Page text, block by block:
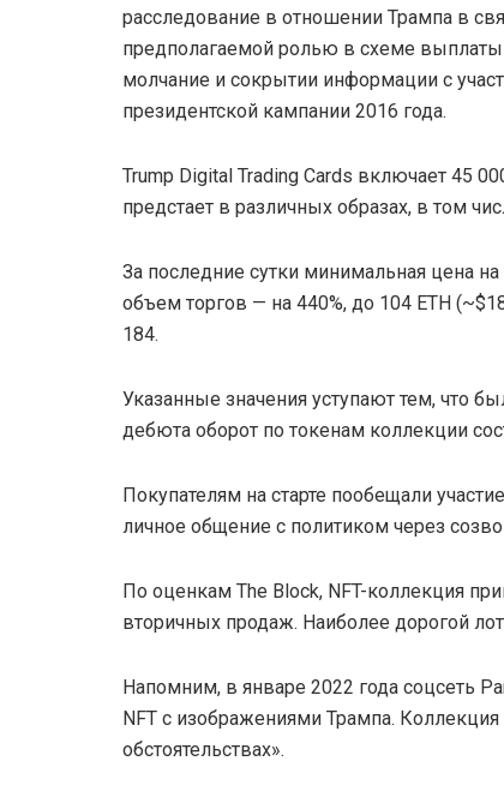
расследование в отношении Трампа в
предполагаемой ролью в схеме выплаты
молчание и сокрытии информации с
президентской кампании 2016 года.
Trump Digital Trading Cards включает 45
предстает в различных образах, в том
За последние сутки минимальная цена
объем торгов — на 440%, до 104 ETH
184.
Указанные значения уступают тем, что
дебюта оборот по токенам коллекции
Покупателям на старте пообещали
личное общение с политиком через
По оценкам The Block, NFT-коллекция
вторичных продаж. Наиболее дорогой
Напомним, в январе 2022 года соцсеть
NFT с изображениями Трампа.
обстоятельствах».